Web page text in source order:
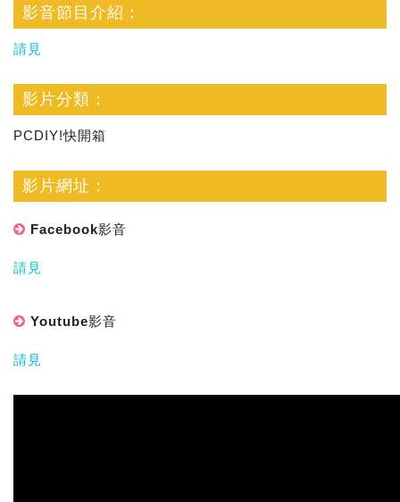
影音節目介紹：
請見
影片分類：
PCDIY!快開箱
影片網址：
Facebook影音
請見
Youtube影音
請見